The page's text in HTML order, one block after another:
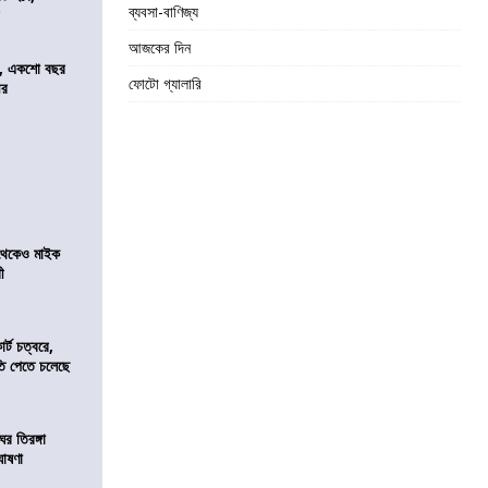
একশো বছর
মাইক
চত্বরে,
পেতে চলেছে
তিরঙ্গা
ব্যবসা-বাণিজ্য
আজকের দিন
ফোটো গ্যালারি